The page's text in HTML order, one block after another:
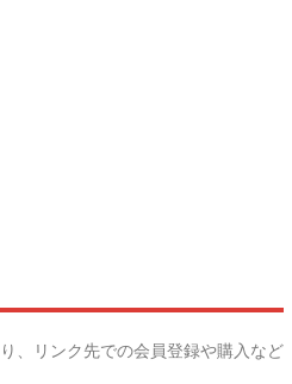
、リンク先での会員登録や購入など